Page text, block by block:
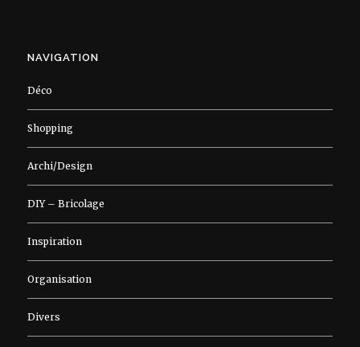
NAVIGATION
Déco
Shopping
Archi/Design
DIY – Bricolage
Inspiration
Organisation
Divers